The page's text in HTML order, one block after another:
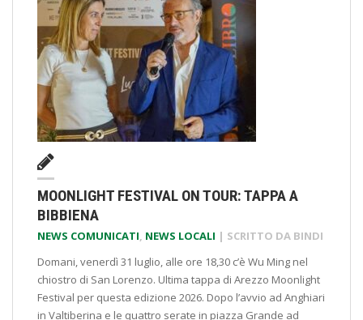
MOONLIGHT FESTIVAL ON TOUR: TAPPA A
BIBBIENA
NEWS COMUNICATI, NEWS LOCALI | SCRITTO DA BINDI
Domani, venerdì 31 luglio, alle ore 18,30 c’è Wu Ming nel
chiostro di San Lorenzo. Ultima tappa di Arezzo Moonlight
Festival per questa edizione 2026. Dopo l’avvio ad Anghiari
in Valtiberina e le quattro serate in piazza Grande ad